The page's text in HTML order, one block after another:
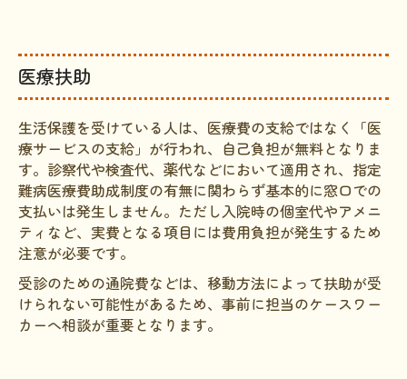
移行期医療
会員登録のメリット
お問合せ
難病患者さんの生活と治療に関する実態調査
医療扶助
生活保護を受けている人は、医療費の支給ではなく「医
療サービスの支給」が行われ、自己負担が無料となりま
す。診察代や検査代、薬代などにおいて適用され、指定
難病医療費助成制度の有無に関わらず基本的に窓口での
支払いは発生しません。ただし入院時の個室代やアメニ
ティなど、実費となる項目には費用負担が発生するため
注意が必要です。
受診のための通院費などは、移動方法によって扶助が受
けられない可能性があるため、事前に担当のケースワー
カーへ相談が重要となります。